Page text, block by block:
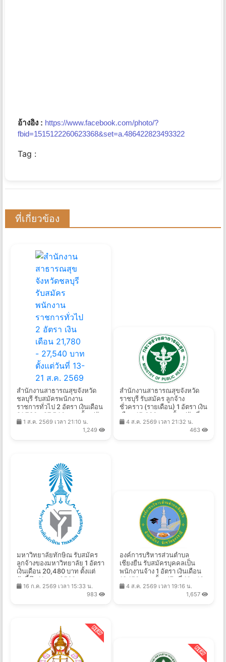
อ้างอิง : https://www.facebook.com/photo/?
fbid=1515122260623368&set=a.486422823493322
Tag :
ที่เกี่ยวข้อง
สำนักงานสาธารณสุขจังหวัด
ชลบุรี รับสมัครพนักงาน
ราชการทั่วไป 2 อัตรา เงินเดือน
21,780 - 27,540 บาท ตั้งแต่วัน
ที่ 13-21 ส.ค. 2569
1 ส.ค. 2569 เวลา 21:10 น.
1,249
สำนักงานสาธารณสุขจังหวัด
ราชบุรี รับสมัคร ลูกจ้าง
ชั่วคราว (รายเดือน) 1 อัตรา เงิน
เดือน 15,000 บาท ตั้งแต่วันที่
5-11 ส.ค. 2569
4 ส.ค. 2569 เวลา 21:32 น.
463
มหาวิทยาลัยทักษิณ รับสมัคร
ลูกจ้างของมหาวิทยาลัย 1 อัตรา
เงินเดือน 20,480 บาท ตั้งแต่
บัดนี้ถึง 11 ส.ค. 2569
16 ก.ค. 2569 เวลา 15:33 น.
983
องค์การบริหารส่วนตําบล
เชียงยืน รับสมัครบุคคลเป็น
พนักงานจ้าง 1 อัตรา เงินเดือน
18,150 บาท ตั้งแต่วันที่ 10 - 19
ส.ค. 2569
4 ส.ค. 2569 เวลา 19:16 น.
1,657